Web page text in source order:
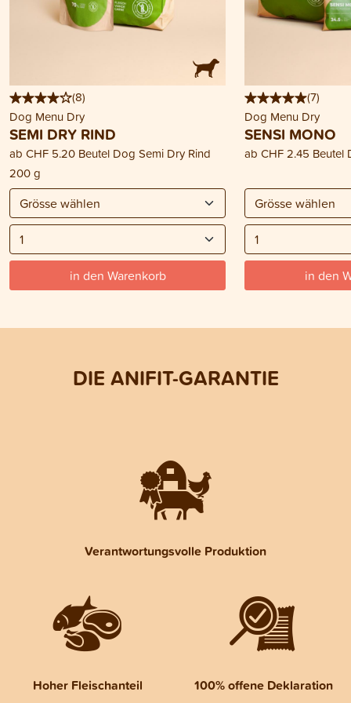
(8)
Dog Menu Dry
SEMI DRY RIND
ab CHF 5.20 Beutel Dog Semi Dry Rind
200 g
in den Warenkorb
(7)
Dog Menu Dry
SENSI MONO
ab CHF 2.45 Beutel
in den
DIE ANIFIT-GARANTIE
Verantwortungsvolle Produktion
Hoher Fleischanteil 100% offene Deklaration